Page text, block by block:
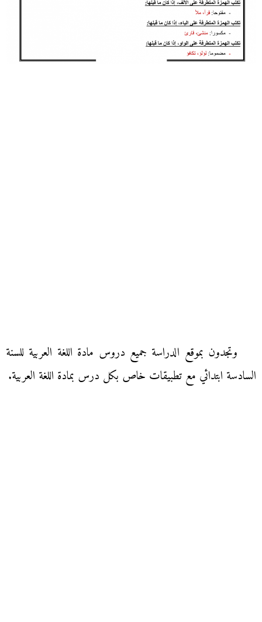
وتجدون بموقع الدراسة جميع دروس مادة اللغة العربية للسنة
السادسة ابتدائي مع تطبيقات خاص بكل درس بمادة اللغة العربية.